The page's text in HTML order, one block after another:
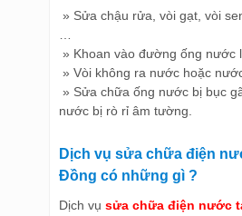
» Sửa chậu rửa, vòi gạt, vòi
» Khoan vào đường ống nước
» Vòi không ra nước hoặc
» Sửa chữa ống nước bị bục
nước bị rò rỉ âm tường.
Dịch vụ sửa chữa điện
Đồng có những gì ?
Dịch vụ sửa chữa điện nước